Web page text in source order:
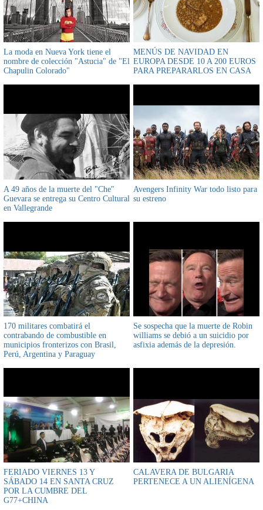
La moda en Nueva York tiene el
nombre de colección "Astucia" de "El
Chapulin Colorado"
MENÚS DE NAVIDAD EN
EUROPA DESDE 10 A 200 EUROS
PARA PREPARARLOS EN CASA
A 49 años de la muerte del "Che"
Guevara se entrega su Centro Cultural
en Vallegrande
Avengers Infinity War todo listo para
su estreno
170 militares combatirá el
contrabando de combustible en
municipios fronterizos con Brasil,
Perú, Argentina y Paraguay
Se sospecha que la muerte de Robin
williams se debió a un suicidio por
asfixia además de la depresión.
FERIADO VIERNES 13 Y
SÁBADO 14 EN SANTA CRUZ
POR LA CUMBRE DEL
G77+CHINA
CALAVERA DE BULGARIA
PERTENECE A UN ALIENÍGENA